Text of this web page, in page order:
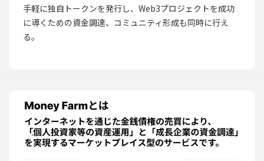
手軽に独自トークンを発行し、Web3プロジェクトを成功
に導くための資金調達、コミュニティ形成も同時に行え
る。